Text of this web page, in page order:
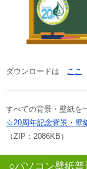
ダウンロードは ここ
すべての背景・壁紙を
☆20周年記念背景・壁
（ZIP：2086KB）
○パソコン壁紙普